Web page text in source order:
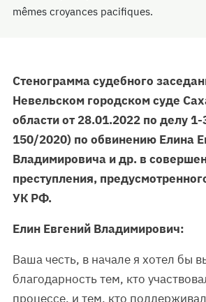
mêmes croyances pacifiques.
Стенограмма судебного
Невельском городском суде
области от 28.01.2022 по делу
150/2020) по обвинению Елина
Владимировича и др. в
преступления,
УК РФ.
Елин Евгений Владимирович:
Ваша честь, в начале я хотел бы
благодарность тем, кто
процессе, и тем, кто